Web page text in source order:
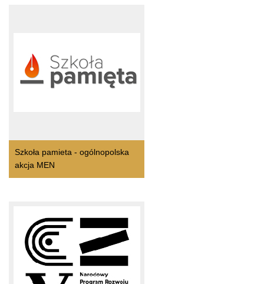
Szkoła pamieta - ogólnopolska
akcja MEN